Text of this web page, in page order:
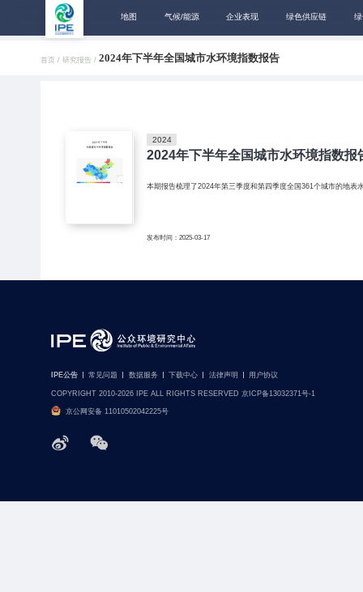
地图 气候/能源 企业表现 绿色供应链
首页 / 研究报告 / 2024年下半年全国城市水环境指数报告
2024
2024年下半年全国城市水环境指数报
本期报告梳理了2024年第三季度和第四季度全国361个城市的地
发布时间：2025-03-17
IPE公告 常见问题 数据服务 下载中心 法律声明 用户协议
COPYRIGHT 2010-2026 IPE ALL RIGHTS RESERVED 京ICP备13032371号-1
京公网安备 11010502042225号